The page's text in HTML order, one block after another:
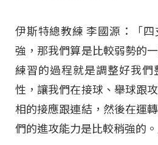
伊斯特總教練 李國源：「
強，那我們算是比較弱勢的
練習的過程就是調整好我們
性，讓我們在接球、舉球跟
相的接應跟連結，然後在運
們的進攻能力是比較稍強的。